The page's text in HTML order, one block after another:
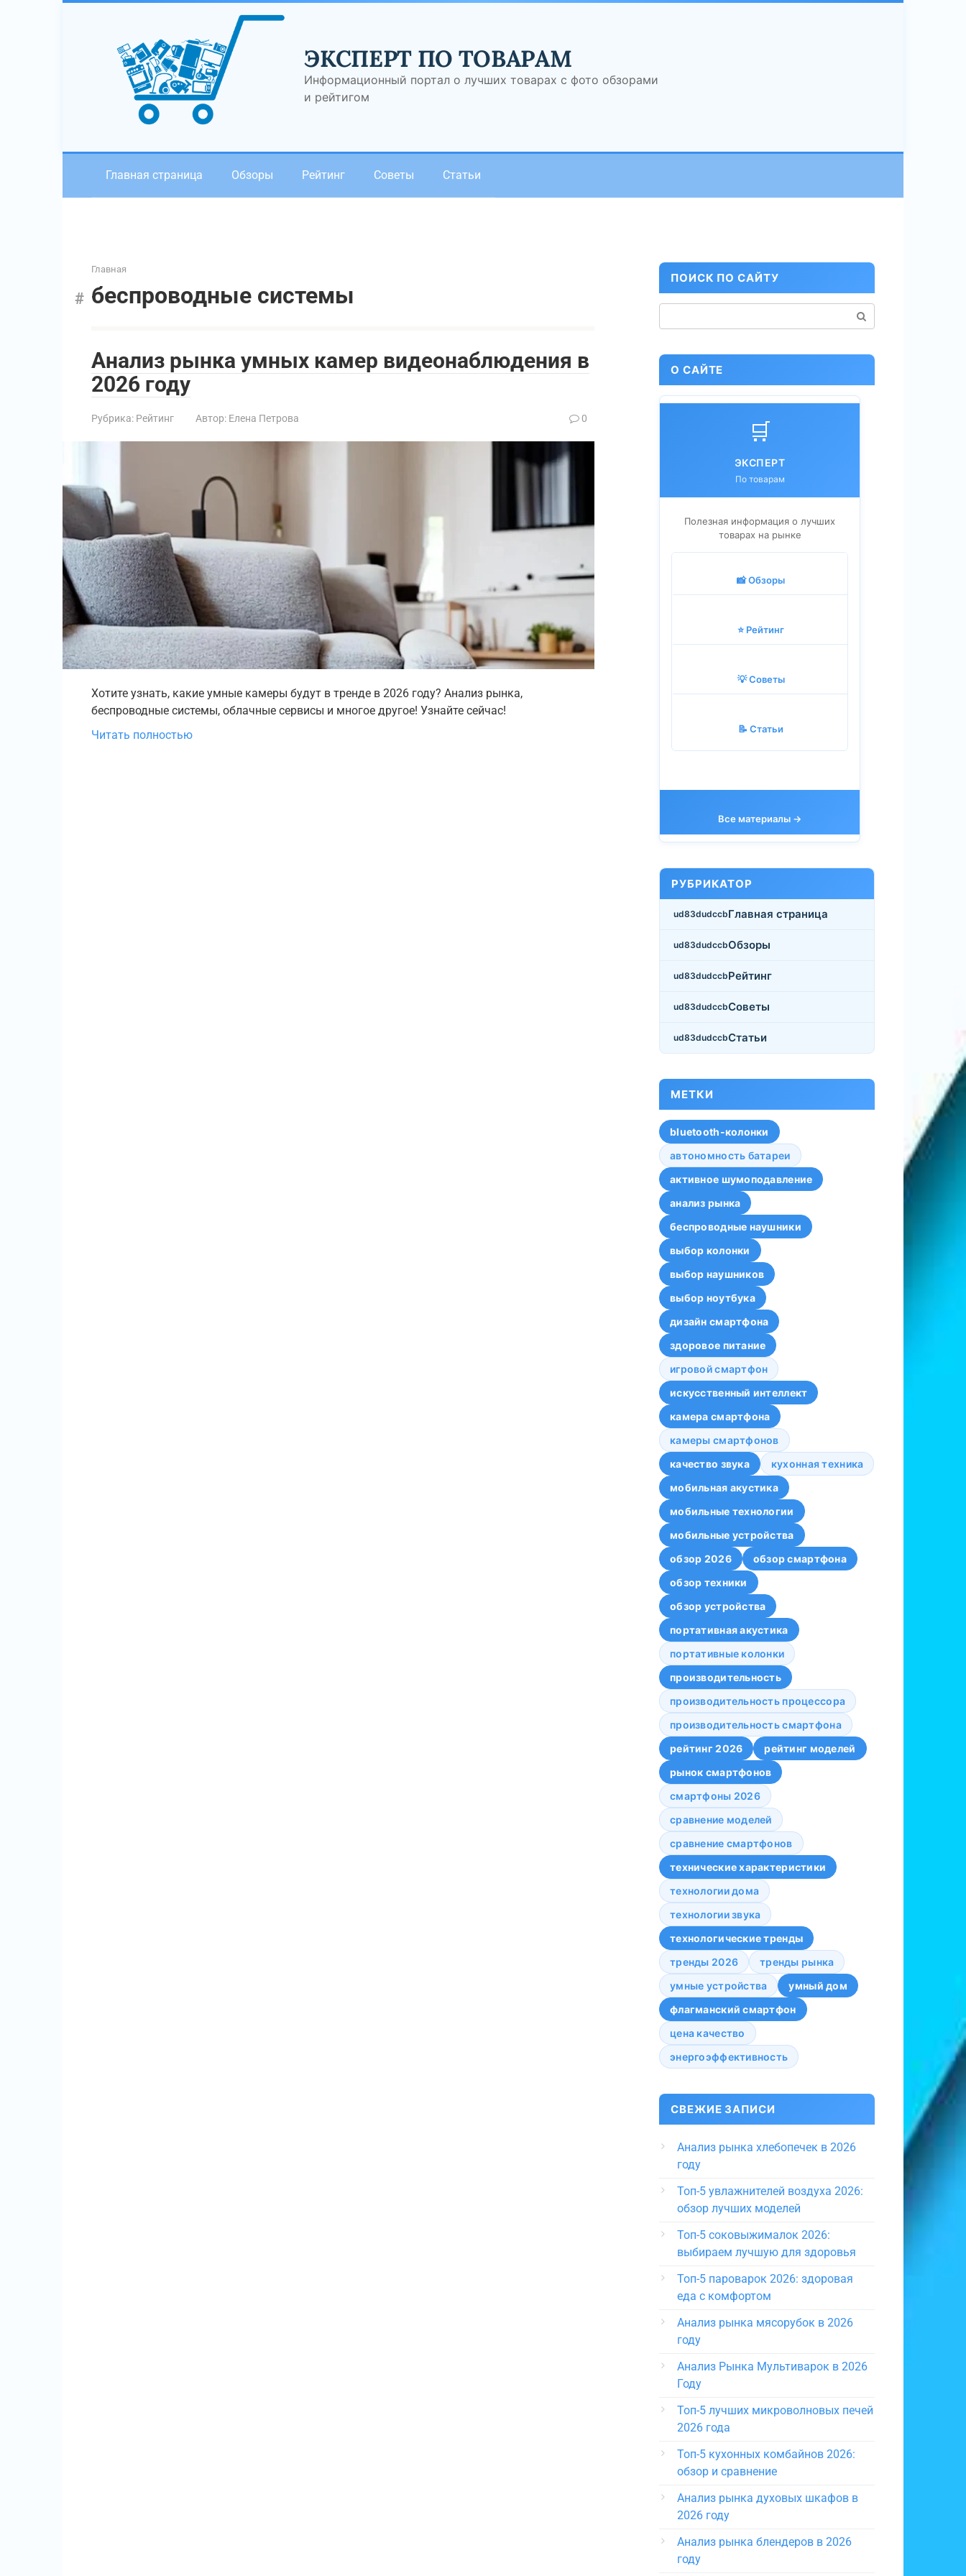
ЭКСПЕРТ ПО ТОВАРАМ
Информационный портал о лучших товарах с фото обзорами
и рейтигом
Главная страница Обзоры Рейтинг Советы Статьи
Главная
беспроводные системы
Анализ рынка умных камер видеонаблюдения в
2026 году
Рубрика: Рейтинг Автор: Елена Петрова 0
Хотите узнать, какие умные камеры будут в тренде в 2026 году? Анализ рынка,
беспроводные системы, облачные сервисы и многое другое! Узнайте сейчас!
Читать полностью
ПОИСК ПО САЙТУ
О САЙТЕ
🛒
ЭКСПЕРТ
По товарам
Полезная информация о лучших
товарах на рынке
📸 Обзоры
⭐ Рейтинг
💡 Советы
📝 Статьи
Все материалы →
РУБРИКАТОР
Главная страница
Обзоры
Рейтинг
Советы
Статьи
МЕТКИ
bluetooth-колонки
автономность батареи
активное шумоподавление
анализ рынка
беспроводные наушники
выбор колонки
выбор наушников
выбор ноутбука
дизайн смартфона
здоровое питание
игровой смартфон
искусственный интеллект
камера смартфона
камеры смартфонов
качество звука
кухонная техника
мобильная акустика
мобильные технологии
мобильные устройства
обзор 2026
обзор смартфона
обзор техники
обзор устройства
портативная акустика
портативные колонки
производительность
производительность процессора
производительность смартфона
рейтинг 2026
рейтинг моделей
рынок смартфонов
смартфоны 2026
сравнение моделей
сравнение смартфонов
технические характеристики
технологии дома
технологии звука
технологические тренды
тренды 2026
тренды рынка
умные устройства
умный дом
флагманский смартфон
цена качество
энергоэффективность
СВЕЖИЕ ЗАПИСИ
Анализ рынка хлебопечек в 2026
году
Топ-5 увлажнителей воздуха 2026:
обзор лучших моделей
Топ-5 соковыжималок 2026:
выбираем лучшую для здоровья
Топ-5 пароварок 2026: здоровая
еда с комфортом
Анализ рынка мясорубок в 2026
году
Анализ Рынка Мультиварок в 2026
Году
Топ-5 лучших микроволновых печей
2026 года
Топ-5 кухонных комбайнов 2026:
обзор и сравнение
Анализ рынка духовых шкафов в
2026 году
Анализ рынка блендеров в 2026
году